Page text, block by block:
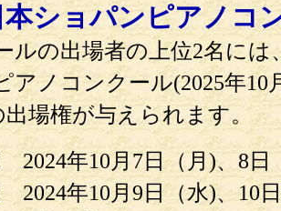
ショパンピアノコ
ルの出場者の上位2名には
アノコンクール(2025年10
出場権が与えられます。
2024年10月7日（月)、8日
2024年10月9日（水)、10